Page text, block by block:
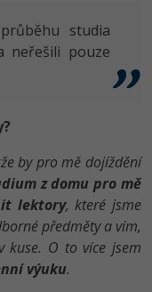
studia
neřešili pouze
by pro mě dojíždění
z domu pro mě
lektory, které jsme
předměty a vím,
kuse. O to více jsem
výuku.